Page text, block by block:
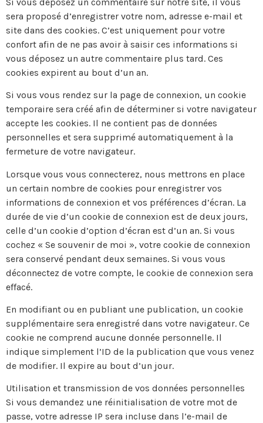
sera proposé d’enregistrer votre nom, adresse e-mail et
site dans des cookies. C’est uniquement pour votre
confort afin de ne pas avoir à saisir ces informations si
vous déposez un autre commentaire plus tard. Ces
cookies expirent au bout d’un an.
Si vous vous rendez sur la page de connexion, un cookie
temporaire sera créé afin de déterminer si votre navigateur
accepte les cookies. Il ne contient pas de données
personnelles et sera supprimé automatiquement à la
fermeture de votre navigateur.
Lorsque vous vous connecterez, nous mettrons en place
un certain nombre de cookies pour enregistrer vos
informations de connexion et vos préférences d’écran. La
durée de vie d’un cookie de connexion est de deux jours,
celle d’un cookie d’option d’écran est d’un an. Si vous
cochez « Se souvenir de moi », votre cookie de connexion
sera conservé pendant deux semaines. Si vous vous
déconnectez de votre compte, le cookie de connexion sera
effacé.
En modifiant ou en publiant une publication, un cookie
supplémentaire sera enregistré dans votre navigateur. Ce
cookie ne comprend aucune donnée personnelle. Il
indique simplement l’ID de la publication que vous venez
de modifier. Il expire au bout d’un jour.
Utilisation et transmission de vos données personnelles
Si vous demandez une réinitialisation de votre mot de
passe, votre adresse IP sera incluse dans l’e-mail de